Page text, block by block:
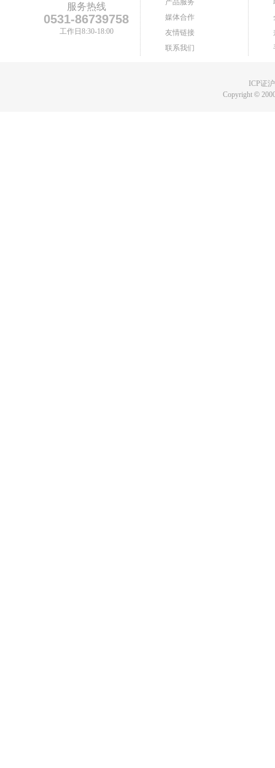
服务热线
0531-86739758
工作日8:30-18:00
产品服务
媒体合作
友情链接
联系我们
ICP证
Copyright©